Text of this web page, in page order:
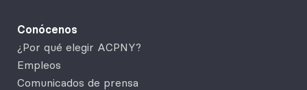
Conócenos
¿Por qué elegir ACPNY?
Empleos
Comunicados de prensa